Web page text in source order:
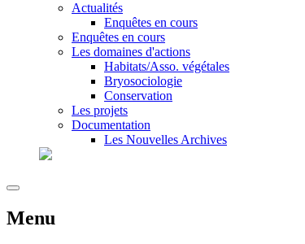
Actualités
Enquêtes en cours
Enquêtes en cours
Les domaines d'actions
Habitats/Asso. végétales
Bryosociologie
Conservation
Les projets
Documentation
Les Nouvelles Archives
Menu